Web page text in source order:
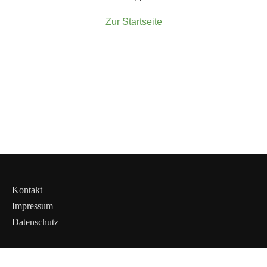
Zur Startseite
Kontakt
Impressum
Datenschutz